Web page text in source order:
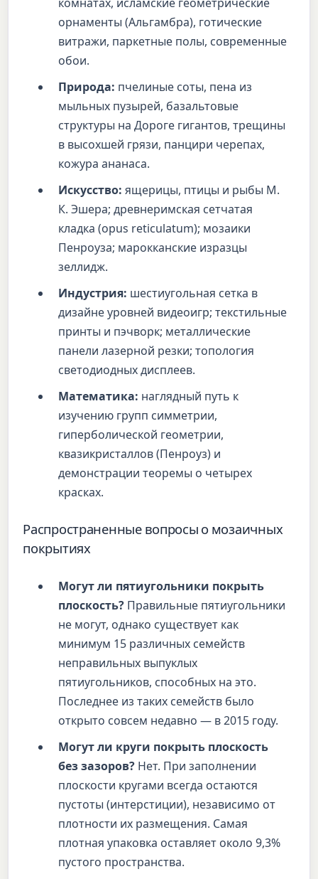
орнаменты (Альгамбра), готические
витражи, паркетные полы, современные
обои.
Природа: пчелиные соты, пена из
мыльных пузырей, базальтовые
структуры на Дороге гигантов, трещины
в высохшей грязи, панцири черепах,
кожура ананаса.
Искусство: ящерицы, птицы и рыбы М.
К. Эшера; древнеримская сетчатая
кладка (opus reticulatum); мозаики
Пенроуза; марокканские изразцы
зеллидж.
Индустрия: шестиугольная сетка в
дизайне уровней видеоигр; текстильные
принты и пэчворк; металлические
панели лазерной резки; топология
светодиодных дисплеев.
Математика: наглядный путь к
изучению групп симметрии,
гиперболической геометрии,
квазикристаллов (Пенроуз) и
демонстрации теоремы о четырех
красках.
Распространенные вопросы о мозаичных
покрытиях
Могут ли пятиугольники покрыть
плоскость? Правильные пятиугольники
не могут, однако существует как
минимум 15 различных семейств
неправильных выпуклых
пятиугольников, способных на это.
Последнее из таких семейств было
открыто совсем недавно — в 2015 году.
Могут ли круги покрыть плоскость
без зазоров? Нет. При заполнении
плоскости кругами всегда остаются
пустоты (интерстиции), независимо от
плотности их размещения. Самая
плотная упаковка оставляет около 9,3%
пустого пространства.